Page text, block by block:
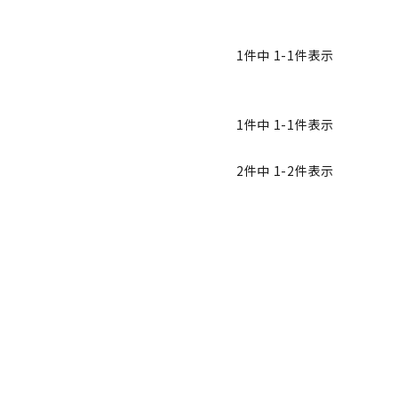
1件中 1-1件表示
1件中 1-1件表示
2件中 1-2件表示